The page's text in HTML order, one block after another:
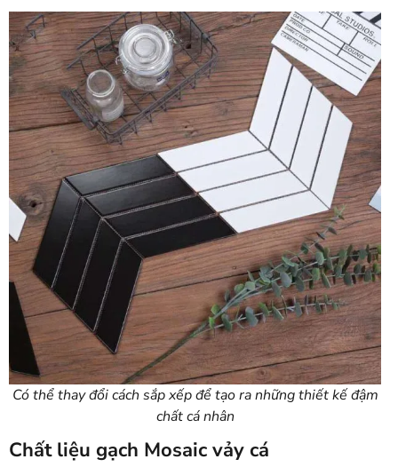
Có thể thay đổi cách sắp xếp để tạo ra những thiết kế đậm
chất cá nhân
Chất liệu gạch Mosaic vảy cá